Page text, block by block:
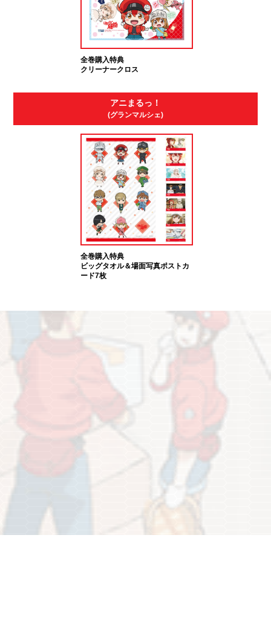
全巻購入特典
クリーナークロス
アニまるっ！
(グランマルシェ)
全巻購入特典
ビッグタオル＆場面写真ポストカ
ード7枚